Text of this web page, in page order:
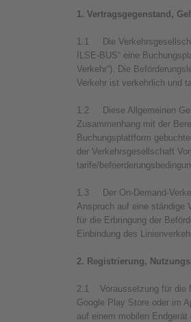
1. Vertragsgegenstand,
1.1 Die
ILSE-BUS“ eine
Verkehr“). Die
Verkehr ist verkehrlich und
1.2 Diese Allgemeinen
Zusammenhang mit der
Buchungsplattform
der Verkehrsgesellschaft
tarife/
1.3 Der On-Demand-
Anspruch auf eine ständige
für die Erbringung der
Einbindung des
2. Registrierung,
2.1 Voraussetzung für die
Google Play Store oder im
auf einem mobilen